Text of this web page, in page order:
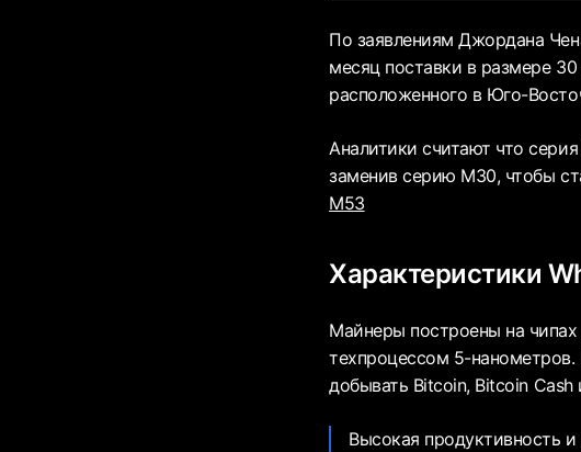
По заявлениям Джордана
месяц поставки в размере
расположенного в Юго-
Аналитики считают что
заменив серию M30, чтобы
M53
Характеристики
Майнеры построены на чипах
техпроцессом 5-
добывать Bitcoin, Bitcoin
Высокая продуктивность